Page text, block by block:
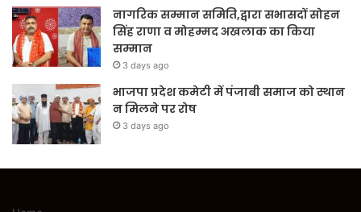
नागरिक सम्मान समिति,द्वारा सभासदों सोहन
सिंह राणा व मोहम्मद अखलाक का किया
सम्मान
3 days ago
भाजपा प्रदेश कमेटी में पंजाबी समाज को स्थान
न मिलने पर रोष
3 days ago